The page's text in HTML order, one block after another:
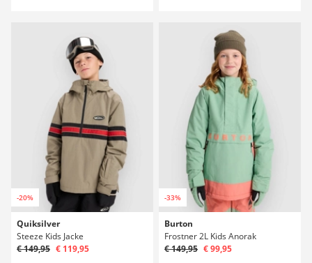
-20%
Quiksilver
Steeze Kids Jacke
€ 149,95 € 119,95
-33%
Burton
Frostner 2L Kids Anorak
€ 149,95 € 99,95